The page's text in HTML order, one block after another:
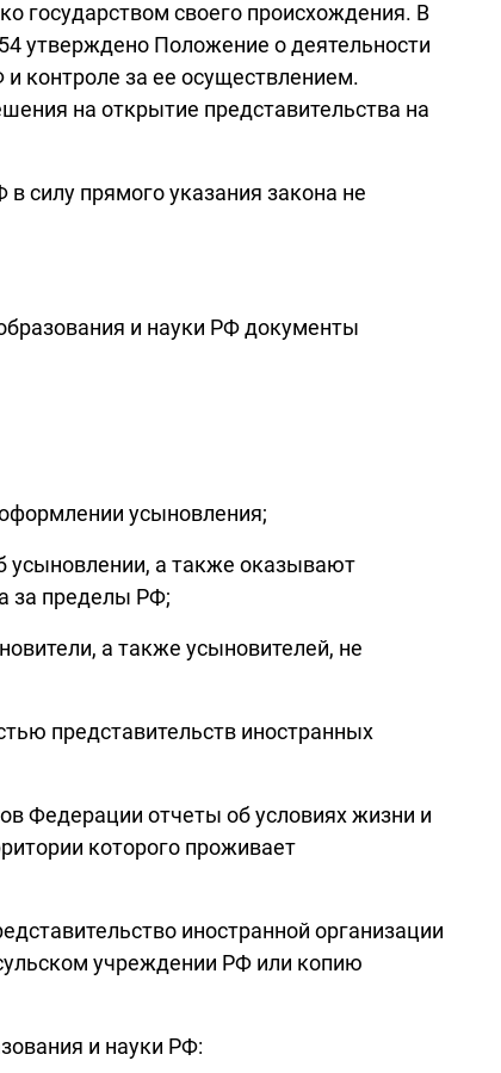
государством своего происхождения. В
утверждено Положение о деятельности
контроле за ее осуществлением.
на открытие представительства на
силу прямого указания закона не
и науки РФ документы
усыновления;
усыновлении, а также оказывают
за пределы РФ;
а также усыновителей, не
представительств иностранных
Федерации отчеты об условиях жизни и
которого проживает
иностранной организации
учреждении РФ или копию
и науки РФ: